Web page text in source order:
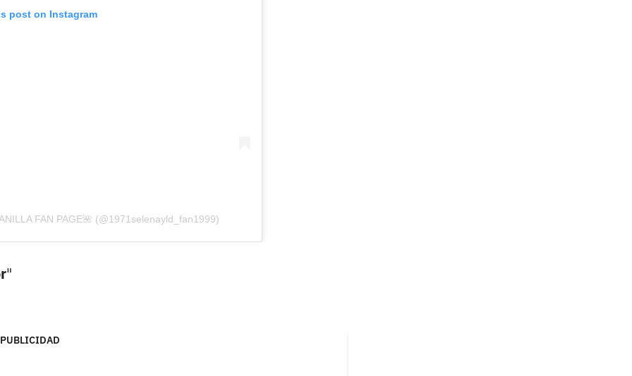
post on Instagram
FAN PAGE🌺 (@1971selenayld_fan1999)
"
PUBLICIDAD